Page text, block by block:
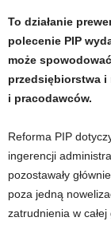
To działanie
polecenie PIP
może
przedsiębiorstwa
i pracodawców.
Reforma PIP
ingerencji
pozostawały
poza jedną
zatrudnienia w całej